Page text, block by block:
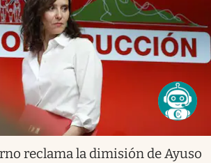
reclama la dimisión de Ayuso